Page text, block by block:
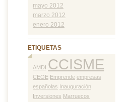
mayo 2012
marzo 2012
enero 2012
ETIQUETAS
AMDI CCISME
CEOE Emprende empresas
españolas Inauguración
Inversiones Marruecos